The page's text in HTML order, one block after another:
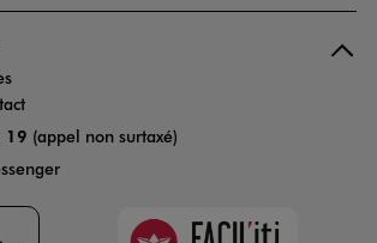
19 (appel non surtaxé)
Faciliti